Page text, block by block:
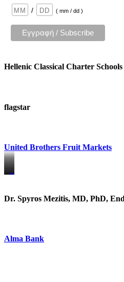
/
( mm / dd )
Hellenic Classical Charter Schools
flagstar
United Brothers Fruit Markets
https://
https://
Dr. Spyros Mezitis, MD, PhD,
Alma Bank